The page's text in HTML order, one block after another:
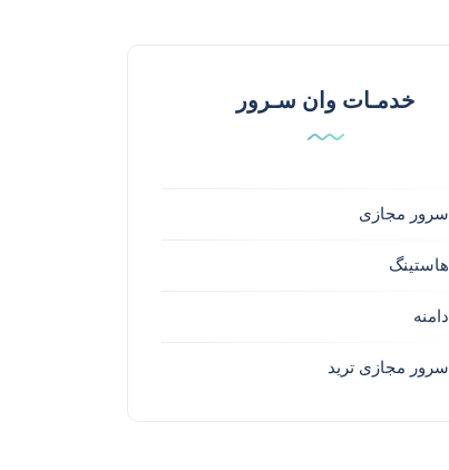
خدمـات وان سـرور
سرور مجازی
هاستینگ
دامنه
سرور مجازی ترید